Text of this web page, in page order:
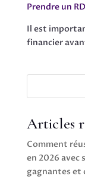
Prendre un
Il est
financier
Articles
Comment
en 2026
gagnantes et